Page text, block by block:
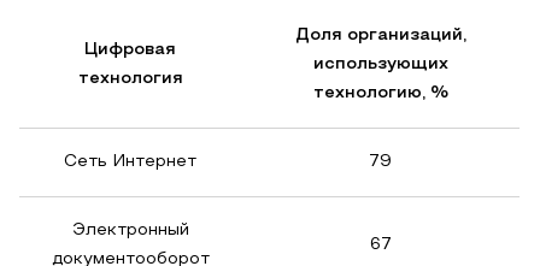
Цифровая
технология
Доля организаций,
использующих
технологию, %
Сеть Интернет 79
Электронный
документооборот
67